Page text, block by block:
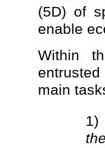
(5D) of
enable
Within
main
1)